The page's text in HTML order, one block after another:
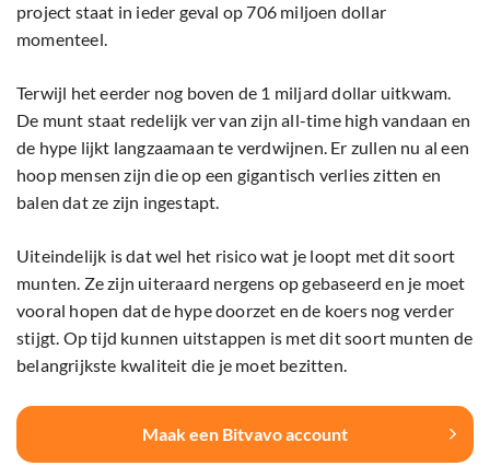
project staat in ieder geval op 706 miljoen dollar
momenteel.
Terwijl het eerder nog boven de 1 miljard dollar uitkwam.
De munt staat redelijk ver van zijn all-time high vandaan en
de hype lijkt langzaamaan te verdwijnen. Er zullen nu al een
hoop mensen zijn die op een gigantisch verlies zitten en
balen dat ze zijn ingestapt.
Uiteindelijk is dat wel het risico wat je loopt met dit soort
munten. Ze zijn uiteraard nergens op gebaseerd en je moet
vooral hopen dat de hype doorzet en de koers nog verder
stijgt. Op tijd kunnen uitstappen is met dit soort munten de
belangrijkste kwaliteit die je moet bezitten.
Maak een Bitvavo account